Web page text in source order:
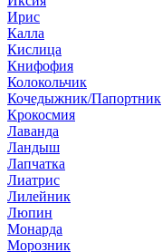
Ирис
Калла
Кислица
Книфофия
Колокольчик
Кочедыжник/Папортник
Крокосмия
Лаванда
Ландыш
Лапчатка
Лиатрис
Лилейник
Люпин
Монарда
Морозник